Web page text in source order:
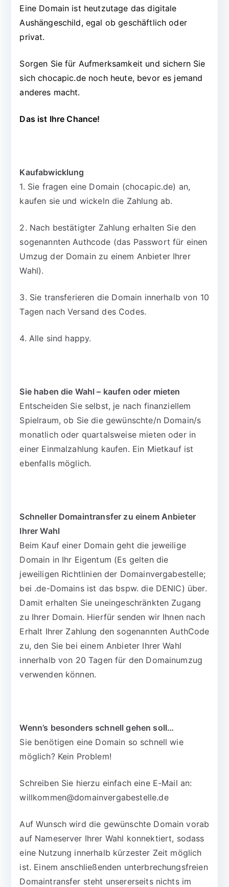
Eine Domain ist heutzutage das digitale
Aushängeschild, egal ob geschäftlich oder
privat.
Sorgen Sie für Aufmerksamkeit und sichern Sie
sich chocapic.de noch heute, bevor es jemand
anderes macht.
Das ist Ihre Chance!
Kaufabwicklung
1. Sie fragen eine Domain (chocapic.de) an,
kaufen sie und wickeln die Zahlung ab.
2. Nach bestätigter Zahlung erhalten Sie den
sogenannten Authcode (das Passwort für einen
Umzug der Domain zu einem Anbieter Ihrer
Wahl).
3. Sie transferieren die Domain innerhalb von 10
Tagen nach Versand des Codes.
4. Alle sind happy.
Sie haben die Wahl – kaufen oder mieten
Entscheiden Sie selbst, je nach finanziellem
Spielraum, ob Sie die gewünschte/n Domain/s
monatlich oder quartalsweise mieten oder in
einer Einmalzahlung kaufen. Ein Mietkauf ist
ebenfalls möglich.
Schneller Domaintransfer zu einem Anbieter
Ihrer Wahl
Beim Kauf einer Domain geht die jeweilige
Domain in Ihr Eigentum (Es gelten die
jeweiligen Richtlinien der Domainvergabestelle;
bei .de-Domains ist das bspw. die DENIC) über.
Damit erhalten Sie uneingeschränkten Zugang
zu Ihrer Domain. Hierfür senden wir Ihnen nach
Erhalt Ihrer Zahlung den sogenannten AuthCode
zu, den Sie bei einem Anbieter Ihrer Wahl
innerhalb von 20 Tagen für den Domainumzug
verwenden können.
Wenn’s besonders schnell gehen soll…
Sie benötigen eine Domain so schnell wie
möglich? Kein Problem!
Schreiben Sie hierzu einfach eine E-Mail an:
willkommen@domainvergabestelle.de
Auf Wunsch wird die gewünschte Domain vorab
auf Nameserver Ihrer Wahl konnektiert, sodass
eine Nutzung innerhalb kürzester Zeit möglich
ist. Einem anschließenden unterbrechungsfreien
Domaintransfer steht unsererseits nichts im